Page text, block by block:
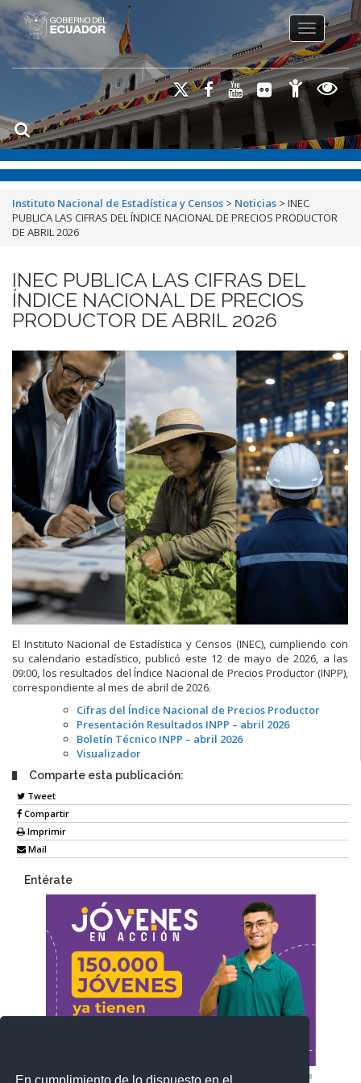
En cumplimiento de lo dispuesto en el
Toggle
Instituto Nacional de Estadística y Censos > Noticias > INEC
PUBLICA LAS CIFRAS DEL ÍNDICE NACIONAL DE PRECIOS PRODUCTOR
DE ABRIL 2026
INEC PUBLICA LAS CIFRAS DEL
ÍNDICE NACIONAL DE PRECIOS
PRODUCTOR DE ABRIL 2026
El Instituto Nacional de Estadística y Censos (INEC), cumpliendo con
su calendario estadístico, publicó este 12 de mayo de 2026, a las
09:00, los resultados del Índice Nacional de Precios Productor (INPP),
correspondiente al mes de abril de 2026.
Cifras del Índice Nacional de Precios Productor
Presentación Resultados INPP – abril 2026
Boletín Técnico INPP – abril 2026
Visualizador
Comparte esta publicación:
Tweet
Compartir
Imprimir
Mail
Entérate